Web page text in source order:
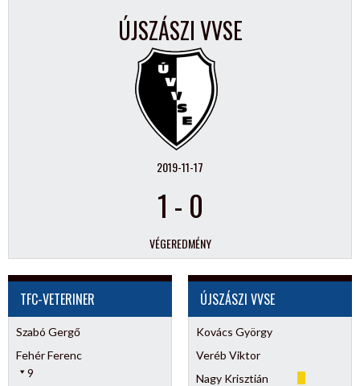
ÚJSZÁSZI VVSE
2019-11-17
1 - 0
VÉGEREDMÉNY
TFC-VETERINER
Szabó Gergő
Fehér Ferenc
9
ÚJSZÁSZI VVSE
Kovács György
Veréb Viktor
Nagy Krisztián